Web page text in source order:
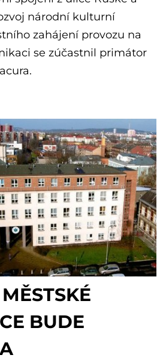
národní kulturní
zahájení provozu na
se zúčastnil primátor
BUDE